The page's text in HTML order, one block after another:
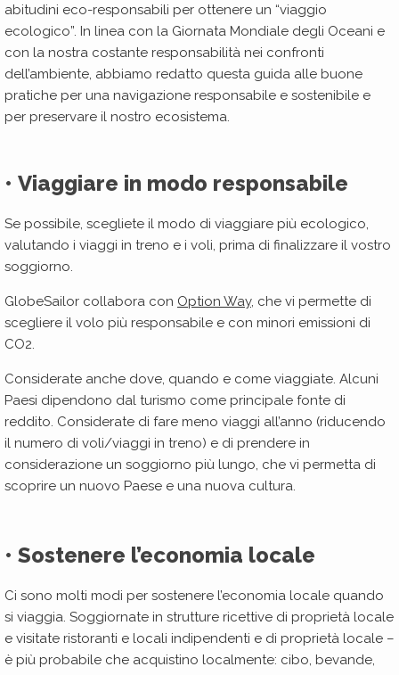
abitudini eco-responsabili per ottenere un “viaggio
ecologico”. In linea con la Giornata Mondiale degli Oceani e
con la nostra costante responsabilità nei confronti
dell’ambiente, abbiamo redatto questa guida alle buone
pratiche per una navigazione responsabile e sostenibile e
per preservare il nostro ecosistema.
• Viaggiare in modo responsabile
Se possibile, scegliete il modo di viaggiare più ecologico,
valutando i viaggi in treno e i voli, prima di finalizzare il vostro
soggiorno.
GlobeSailor collabora con Option Way, che vi permette di
scegliere il volo più responsabile e con minori emissioni di
CO2.
Considerate anche dove, quando e come viaggiate. Alcuni
Paesi dipendono dal turismo come principale fonte di
reddito. Considerate di fare meno viaggi all’anno (riducendo
il numero di voli/viaggi in treno) e di prendere in
considerazione un soggiorno più lungo, che vi permetta di
scoprire un nuovo Paese e una nuova cultura.
• Sostenere l’economia locale
Ci sono molti modi per sostenere l’economia locale quando
si viaggia. Soggiornate in strutture ricettive di proprietà locale
e visitate ristoranti e locali indipendenti e di proprietà locale –
è più probabile che acquistino localmente: cibo, bevande,